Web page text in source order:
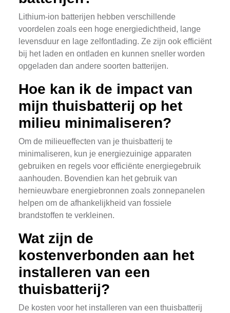
Lithium-ion batterijen hebben verschillende
voordelen zoals een hoge energiedichtheid, lange
levensduur en lage zelfontlading. Ze zijn ook efficiënt
bij het laden en ontladen en kunnen sneller worden
opgeladen dan andere soorten batterijen.
Hoe kan ik de impact van
mijn thuisbatterij op het
milieu minimaliseren?
Om de milieueffecten van je thuisbatterij te
minimaliseren, kun je energiezuinige apparaten
gebruiken en regels voor efficiënte energiegebruik
aanhouden. Bovendien kan het gebruik van
hernieuwbare energiebronnen zoals zonnepanelen
helpen om de afhankelijkheid van fossiele
brandstoffen te verkleinen.
Wat zijn de
kostenverbonden aan het
installeren van een
thuisbatterij?
De kosten voor het installeren van een thuisbatterij